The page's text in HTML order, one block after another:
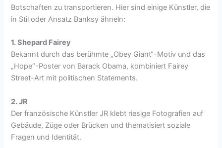
Botschaften zu transportieren. Hier sind einige Künstler, die
in Stil oder Ansatz Banksy ähneln:
1. Shepard Fairey
Bekannt durch das berühmte „Obey Giant“-Motiv und das
„Hope“-Poster von Barack Obama, kombiniert Fairey
Street-Art mit politischen Statements.
2. JR
Der französische Künstler JR klebt riesige Fotografien auf
Gebäude, Züge oder Brücken und thematisiert soziale
Fragen und Identität.